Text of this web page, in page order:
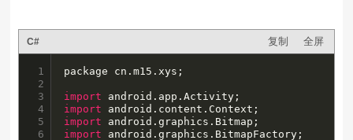
C# 复制 全屏
1
2
3
4
5
6
package cn.m15.xys;
import
import
import
import